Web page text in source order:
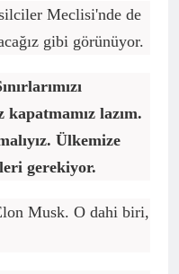
Meclisi'nde de
gibi görünüyor.
kapatmamız lazım.
Ülkemize
gerekiyor.
Musk. O dahi biri,